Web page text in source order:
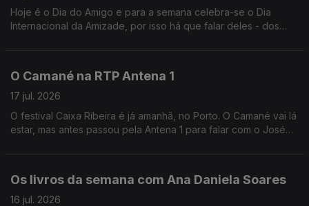
Hoje é o Dia do Amigo e para a semana celebra-se o Dia
Internacional da Amizade, por isso há que falar deles - dos
O Camané na RTP Antena 1
17 jul. 2026
O festival Caixa Ribeira é já amanhã, no Porto. O Camané vai lá
estar, mas antes passou pela Antena 1 para falar com o José
Os livros da semana com Ana Daniela Soares
16 jul. 2026